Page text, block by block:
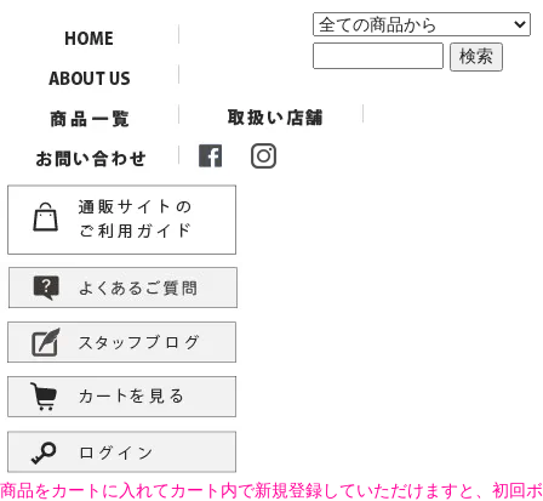
商品をカートに入れてカート内で新規登録していただけますと、初回ボ